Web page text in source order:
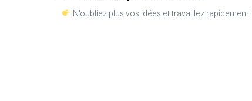
N'oubliez plus vos idées et travaillez rapidement !